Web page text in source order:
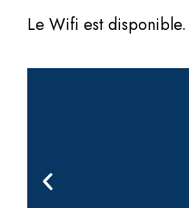
Le Wifi est disponible.